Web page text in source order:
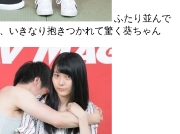
ふたり並んで
いきなり抱きつかれて驚く葵ちゃん